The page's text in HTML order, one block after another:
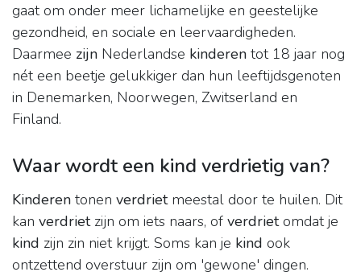
gaat om onder meer lichamelijke en geestelijke
gezondheid, en sociale en leervaardigheden.
Daarmee zijn Nederlandse kinderen tot 18 jaar nog
nét een beetje gelukkiger dan hun leeftijdsgenoten
in Denemarken, Noorwegen, Zwitserland en
Finland.
Waar wordt een kind verdrietig van?
Kinderen tonen verdrietmeestal door te huilen. Dit
kan verdrietzijn om iets naars, of verdrietomdat je
kind zijn zin niet krijgt. Soms kan je kind ook
ontzettend overstuur zijn om 'gewone' dingen.